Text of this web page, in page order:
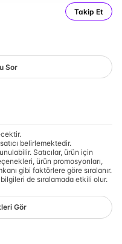
Takip Et
Sor
belirlemektedir.
Satıcılar, ürün için
ürün promosyonları,
gibi faktörlere göre sıralanır.
de sıralamada etkili olur.
Gör